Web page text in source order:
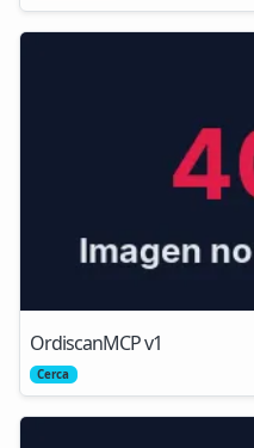
OrdiscanMCP v1
Cerca